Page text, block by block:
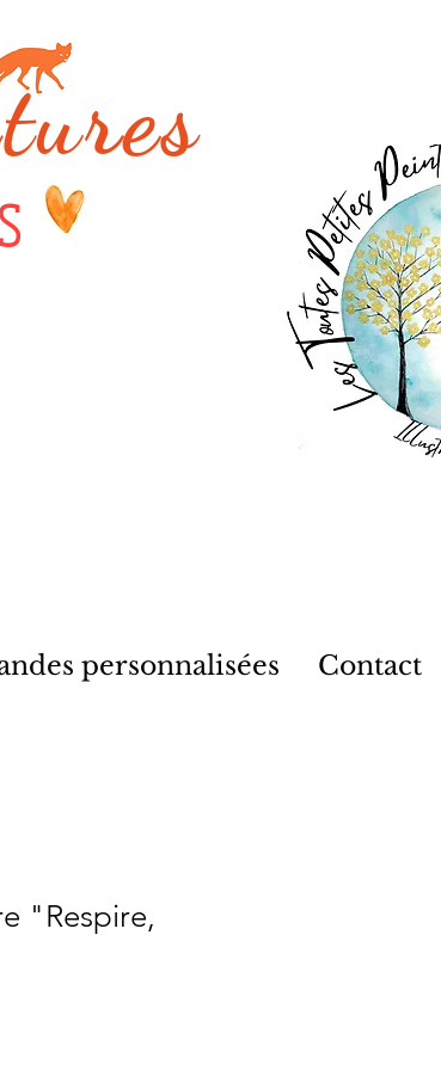
personnalisées Contact
"Respire,